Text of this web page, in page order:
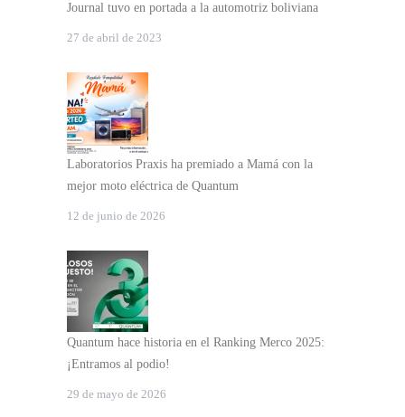
Journal tuvo en portada a la automotriz boliviana
27 de abril de 2023
Laboratorios Praxis ha premiado a Mamá con la
mejor moto eléctrica de Quantum
12 de junio de 2026
Quantum hace historia en el Ranking Merco 2025:
¡Entramos al podio!
29 de mayo de 2026